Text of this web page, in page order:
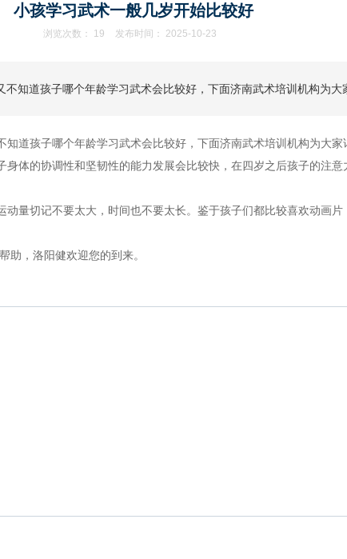
小孩学习武术一般几岁开始比较好
浏览次数： 19 发布时间： 2025-10-23
知道孩子哪个年龄学习武术会比较好，下面济南武术培训机构为
道孩子哪个年龄学习武术会比较好，下面济南武术培训机构为大家
体的协调性和坚韧性的能力发展会比较快，在四岁之后孩子的注
量切记不要太大，时间也不要太长。鉴于孩子们都比较喜欢动画
助，洛阳健欢迎您的到来。